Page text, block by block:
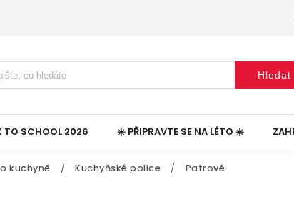
Hledat
TO SCHOOL 2026 ☀️ PŘIPRAVTE SE NA LÉTO ☀️
kuchyně / Kuchyňské police / Patrové